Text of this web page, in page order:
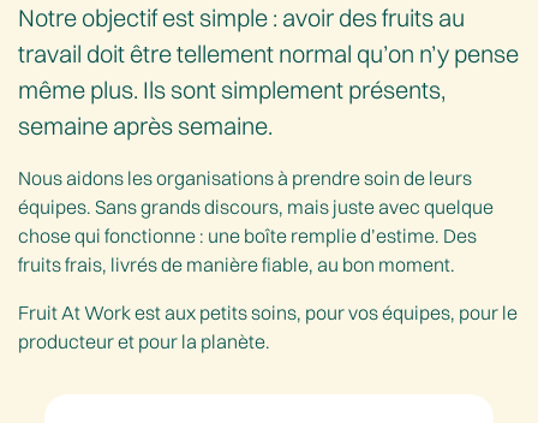
Notre objectif est simple : avoir des fruits au
travail doit être tellement normal qu’on n’y pense
même plus. Ils sont simplement présents,
semaine après semaine.
Nous aidons les organisations à prendre soin de leurs
équipes. Sans grands discours, mais juste avec quelque
chose qui fonctionne : une boîte remplie d’estime. Des
fruits frais, livrés de manière fiable, au bon moment.
Fruit At Work est aux petits soins, pour vos équipes, pour le
producteur et pour la planète.